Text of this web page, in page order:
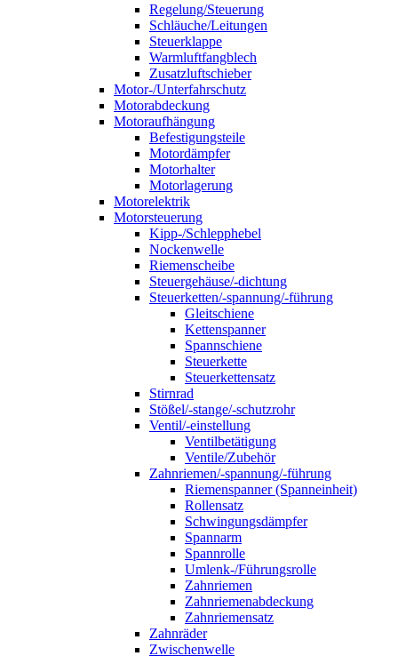
Regelung/Steuerung
Schläuche/Leitungen
Steuerklappe
Warmluftfangblech
Zusatzluftschieber
Motor-/Unterfahrschutz
Motorabdeckung
Motoraufhängung
Befestigungsteile
Motordämpfer
Motorhalter
Motorlagerung
Motorelektrik
Motorsteuerung
Kipp-/Schlepphebel
Nockenwelle
Riemenscheibe
Steuergehäuse/-dichtung
Steuerketten/-spannung/-führung
Gleitschiene
Kettenspanner
Spannschiene
Steuerkette
Steuerkettensatz
Stirnrad
Stößel/-stange/-schutzrohr
Ventil/-einstellung
Ventilbetätigung
Ventile/Zubehör
Zahnriemen/-spannung/-führung
Riemenspanner (Spanneinheit)
Rollensatz
Schwingungsdämpfer
Spannarm
Spannrolle
Umlenk-/Führungsrolle
Zahnriemen
Zahnriemenabdeckung
Zahnriemensatz
Zahnräder
Zwischenwelle